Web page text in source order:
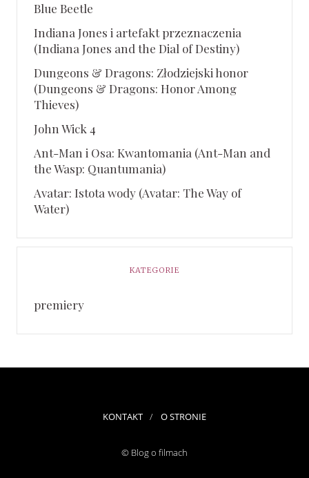
Blue Beetle
Indiana Jones i artefakt przeznaczenia
(Indiana Jones and the Dial of Destiny)
Dungeons & Dragons: Złodziejski honor
(Dungeons & Dragons: Honor Among
Thieves)
John Wick 4
Ant-Man i Osa: Kwantomania (Ant-Man and
the Wasp: Quantumania)
Avatar: Istota wody (Avatar: The Way of
Water)
KATEGORIE
premiery
KONTAKT O STRONIE
© Blog o filmach